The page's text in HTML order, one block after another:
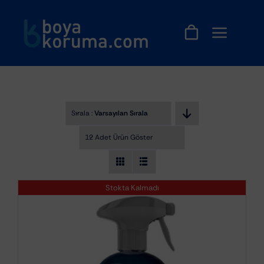
Sırala :Varsayılan Sıralama
12 Adet Ürün Göster
Stokta Kalmadı